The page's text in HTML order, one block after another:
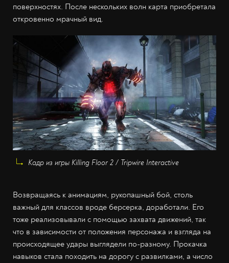
поверхностях. После нескольких волн карта приобретала
откровенно мрачный вид.
Кадр из игры Killing Floor 2 / Tripwire Interactive
Возвращаясь к анимациям, рукопашный бой, столь
важный для классов вроде берсерка, доработали. Его
тоже реализовывали с помощью захвата движений, так
что в зависимости от положения персонажа и взгляда на
происходящее удары выглядели по-разному. Прокачка
навыков стала походить на дорогу с развилками, а число